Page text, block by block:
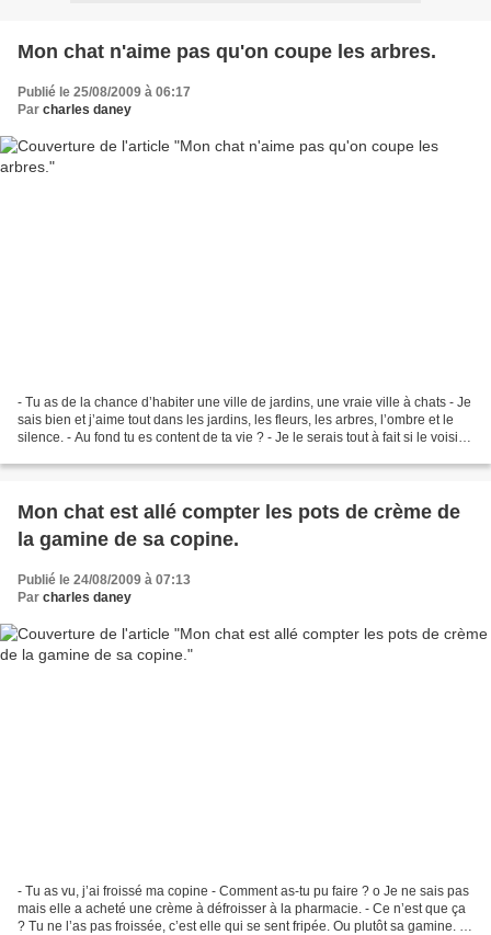
Mon chat n'aime pas qu'on coupe les arbres.
Publié le 25/08/2009 à 06:17
Par charles daney
- Tu as de la chance d’habiter une ville de jardins, une vraie ville à chats - Je
sais bien et j’aime tout dans les jardins, les fleurs, les arbres, l’ombre et le
silence. - Au fond tu es content de ta vie ? - Je le serais tout à fait si le voisin
Mon chat est allé compter les pots de crème de
la gamine de sa copine.
Publié le 24/08/2009 à 07:13
Par charles daney
- Tu as vu, j’ai froissé ma copine - Comment as-tu pu faire ? o Je ne sais pas
mais elle a acheté une crème à défroisser à la pharmacie. - Ce n’est que ça
? Tu ne l’as pas froissée, c’est elle qui se sent fripée. Ou plutôt sa gamine. -